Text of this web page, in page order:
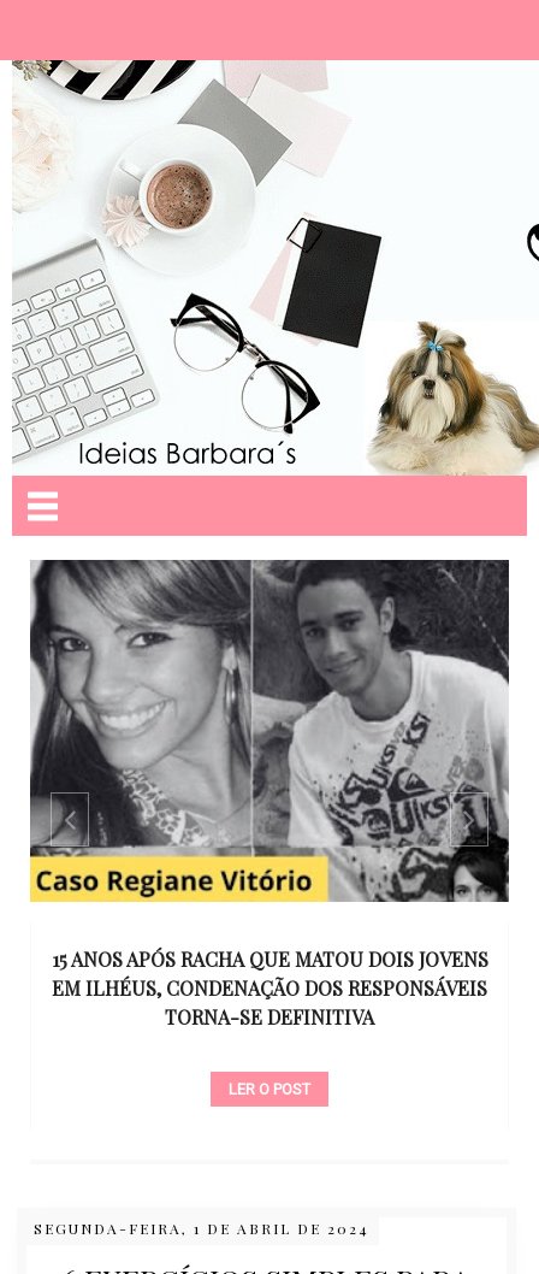
15 ANOS APÓS RACHA QUE MATOU DOIS JOVENS
EM ILHÉUS, CONDENAÇÃO DOS RESPONSÁVEIS
TORNA-SE DEFINITIVA
LER O POST
SEGUNDA-FEIRA, 1 DE ABRIL DE 2024